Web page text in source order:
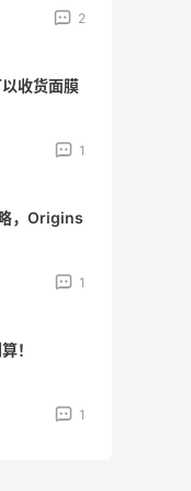
2
收货面膜
1
，Origins
1
！
1